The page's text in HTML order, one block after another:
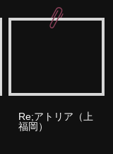
Re;アトリア（上
福岡）